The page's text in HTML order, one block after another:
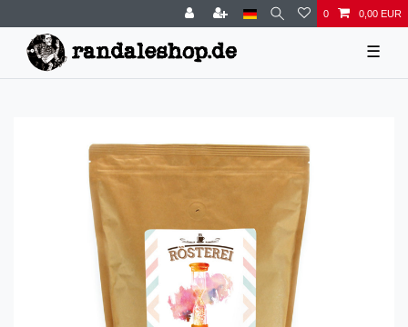
0 0,00 EUR
☰